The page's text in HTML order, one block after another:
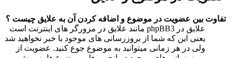
تفاوت بین عضویت در موضوع و اضافه کردن آن به علایق چیست ؟
علایق در phpBB3 مانند علایق در مرورگر های اینترنت است
یعنی این که شما از بروزرسانی های موجود با خبر نخواهید شد
ولی در هر زمانی میتوانید به موضوع جوع کنید. عضویت از